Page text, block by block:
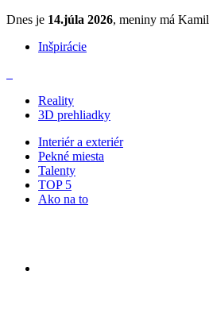
Dnes je 14.júla 2026, meniny má Kamil
Inšpirácie
Reality
3D prehliadky
Interiér a exteriér
Pekné miesta
Talenty
TOP 5
Ako na to